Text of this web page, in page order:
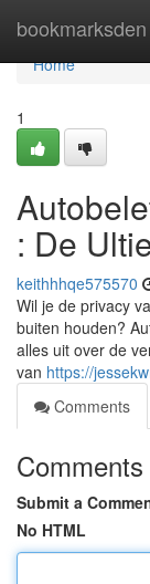
bookmarksden
Home
Home
1
: De
keithhhqe575570
Wil je de privacy
buiten houden?
alles uit over de
van https://
Comments
Comments
Submit a
No HTML